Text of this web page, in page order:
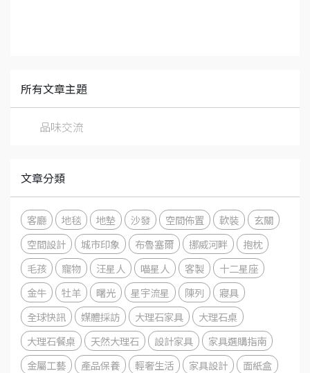
所有文章主題
品味交流
文章分類
客廳 地毯 地墊 沙發 空間佈置 軟裝
玄關
空間設計
城市印象 布魯塞爾 挪威河畔
抱枕
毛孩
寵物 汪星人 喵星人 客製
十二星座
金牛
牡羊 曙光 星宇流星 陳列
寢具
全球快訊
媒體採訪 大理石家具
大理石桌
大理石餐桌
天然大理石 設計家具
家具選購指南
金屬工藝
產品保養 輕奢生活 家具設計
面紙盒